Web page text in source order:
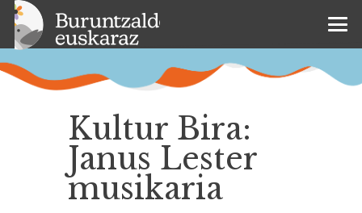
Kultur Bira:
Janus Lester
musikaria